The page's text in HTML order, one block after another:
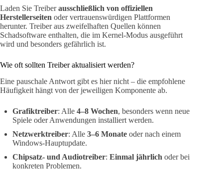
Laden Sie Treiberausschließlich von offiziellen
Herstellerseiten oder vertrauenswürdigen Plattformen
herunter. Treiber aus zweifelhaften Quellen können
Schadsoftware enthalten, die im Kernel-Modus ausgeführt
wird und besonders gefährlich ist.
Wie oft sollten Treiber aktualisiert werden?
Eine pauschale Antwort gibt es hier nicht – die empfohlene
Häufigkeit hängt von der jeweiligen Komponente ab.
Grafiktreiber: Alle 4–8 Wochen, besonders wenn neue
Spiele oder Anwendungen installiert werden.
Netzwerktreiber: Alle 3–6 Monate oder nach einem
Windows-Hauptupdate.
Chipsatz- und Audiotreiber: Einmal jährlich oder bei
konkreten Problemen.